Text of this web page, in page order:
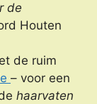
de
Houten
de ruim
– voor een
haarvaten